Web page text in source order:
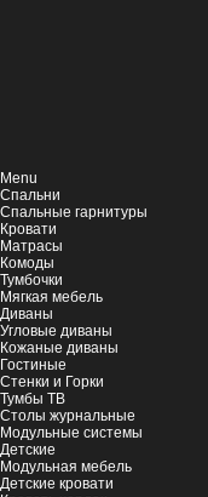
Menu
Спальни
Спальные гарнитуры
Кровати
Матрасы
Комоды
Тумбочки
Мягкая мебель
Диваны
Угловые диваны
Кожаные диваны
Гостиные
Стенки и Горки
Тумбы ТВ
Столы журнальные
Модульные системы
Детские
Модульная мебель
Детские кровати